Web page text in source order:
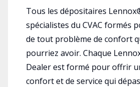
Tous les dépositaires
spécialistes du CVAC formés
de tout problème de confort
pourriez avoir. Chaque
Dealer est formé pour offrir
confort et de service qui